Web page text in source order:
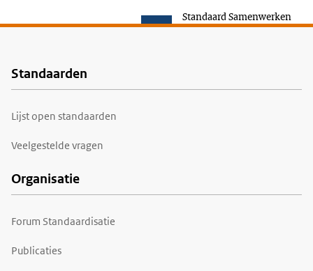
Standaard Samenwerken
Voet
Standaarden
Lijst open standaarden
Veelgestelde vragen
Organisatie
Forum Standaardisatie
Publicaties